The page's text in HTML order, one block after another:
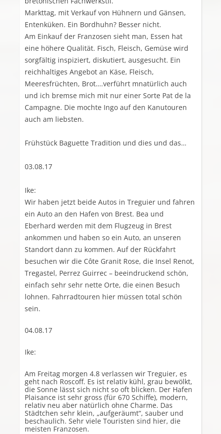
Markttag, mit Verkauf von Hühnern und Gänsen,
Entenküken. Ein Bordhuhn? Besser nicht.
Am Einkauf der Franzosen sieht man, Essen hat
eine höhere Qualität. Fisch, Fleisch, Gemüse wird
sorgfältig inspiziert, diskutiert, ausgesucht. Ein
reichhaltiges Angebot an Käse, Fleisch,
Meeresfrüchten, Brot….verführt mnatürlich auch
und ich bremse mich mit nur einer Sorte Pat de la
Campagne. Die mochte Ingo auf den Kanutouren
auch am liebsten.
Frühstück Baguette Tradition und dies und das…
03.08.17
Ike:
Wir haben jetzt beide Autos in Treguier und fahren
ein Auto an den Hafen von Brest. Bea und
Eberhard werden mit dem Flugzeug in Brest
ankommen und haben so ein Auto, an unseren
Standort dann zu kommen. Auf der Rückfahrt
besuchen wir die Côte Granit Rose, die Insel Renot,
Tregastel, Perrez Guirrec – beeindruckend schön,
einfach sehr sehr nette Orte, die einen Besuch
lohnen. Fahrradtouren hier müssen total schön
sein.
04.08.17
Ike:
Am Freitag morgen 4.8 verlassen wir Treguier, es
geht nach Roscoff. Es ist relativ kühl, grau bewölkt,
die Sonne lässt sich nicht so oft blicken. Der Hafen
Plaisance ist sehr gross (für 670 Schiffe), modern,
relativ neu aber natürlich ohne Charme. Das
Städtchen sehr klein, „aufgeräumt“, sauber und
beschaulich. Sehr viele Touristen sind hier, die
meisten Franzosen.